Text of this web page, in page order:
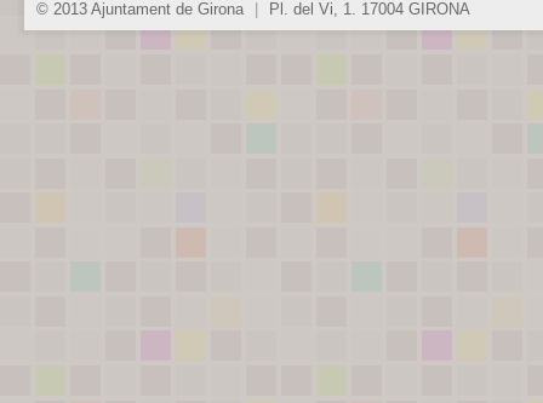
© 2013 Ajuntament de Girona Pl. del Vi, 1. 17004 GIRONA